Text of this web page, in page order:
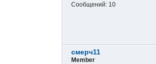
Сообщений: 10
смерч11
Member